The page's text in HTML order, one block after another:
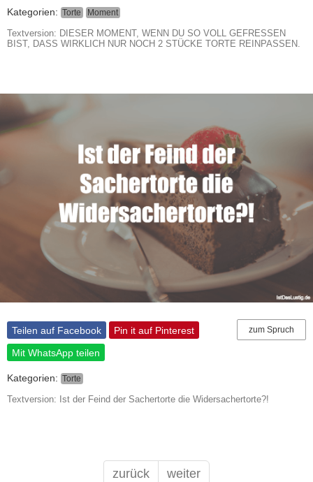
Kategorien: Torte Moment
Textversion: DIESER MOMENT, WENN DU SO VOLL GEFRESSEN
BIST, DASS WIRKLICH NUR NOCH 2 STÜCKE TORTE REINPASSEN.
zum Spruch
Teilen auf Facebook
Pin it auf Pinterest
Mit WhatsApp teilen
Kategorien: Torte
Textversion: Ist der Feind der Sachertorte die Widersachertorte?!
zurück weiter